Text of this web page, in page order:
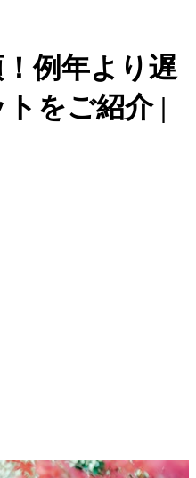
例年より遅
をご紹介 |